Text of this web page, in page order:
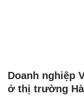
Doanh nghiệp
ở thị trường